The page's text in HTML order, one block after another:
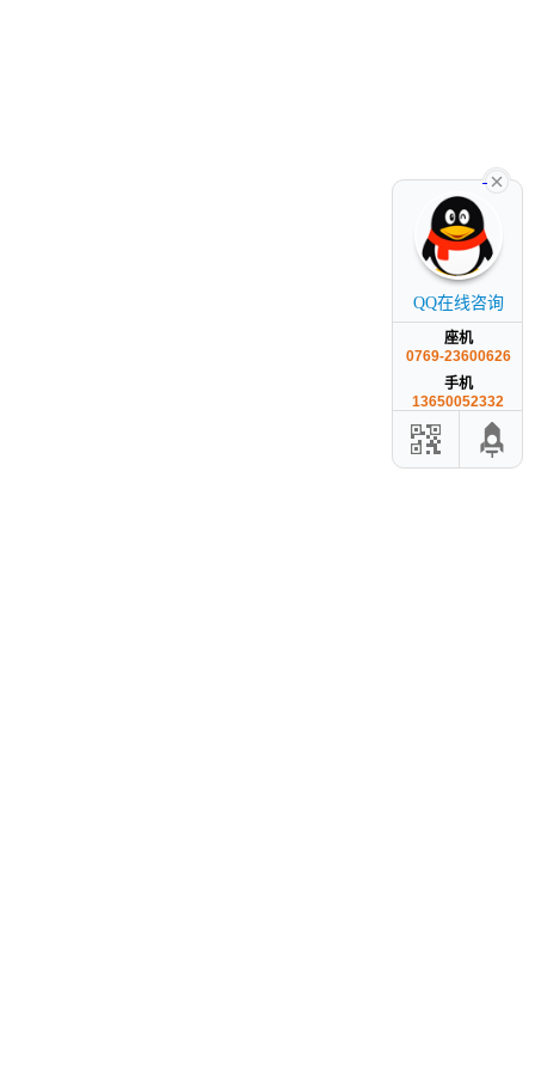
QQ在线咨询
座机
0769-23600626
手机
13650052332